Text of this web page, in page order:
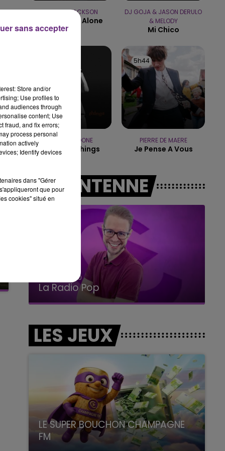
10h00 - 14h00
LE TICKET DE CAISSE
MICHAEL JACKSON
You Are Not Alone
DJ GOJA & JASON DERULO
& MELODY
Mi Chico
BENSON BOONE
Beautiful Things
5h44
5h44
PIERRE DE MAERE
Je Pense A Vous
A L'ANTENNE
14h00 - 15h00
La Radio Pop
LES JEUX
LE SUPER BOUCHON CHAMPAGNE
FM
Store and/or
Use profiles to
audiences through
content; Use
fraud, and fix errors;
process personal
actively
Identify devices
dans "Gérer
que pour
cookies" situé en
sans accepter